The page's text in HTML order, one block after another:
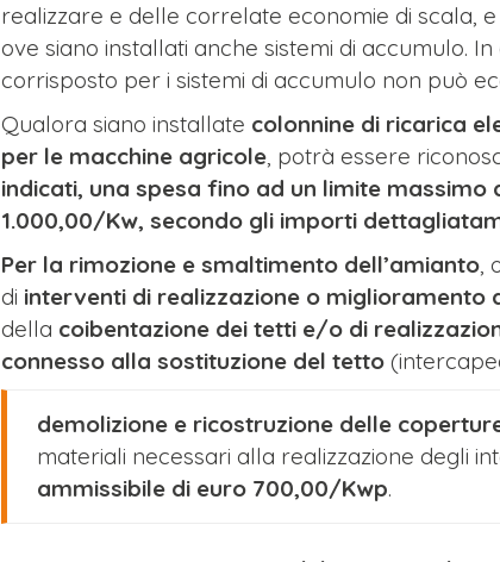
realizzare e delle correlate economie di scala,
ove siano installati anche sistemi di accumulo.
corrisposto per i sistemi di accumulo non può
Qualora siano installate colonnine di ricarica
per le macchine agricole, potrà essere
indicati, una spesa fino ad un limite massimo
1.000,00/Kw, secondo gli importi
Per la rimozione e smaltimento dell’amianto,
di interventi di realizzazione o miglioramento
della coibentazione dei tetti e/o di
connesso alla sostituzione del tetto
demolizione e ricostruzione delle
materiali necessari alla realizzazione degli
ammissibile di euro 700,00/Kwp.